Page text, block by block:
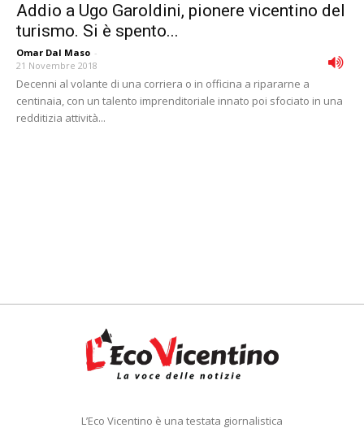
Addio a Ugo Garoldini, pionere vicentino del
turismo. Si è spento...
Omar Dal Maso -
21 Novembre 2018
Decenni al volante di una corriera o in officina a ripararne a
centinaia, con un talento imprenditoriale innato poi sfociato in una
redditizia attività...
L’Eco Vicentino è una testata giornalistica